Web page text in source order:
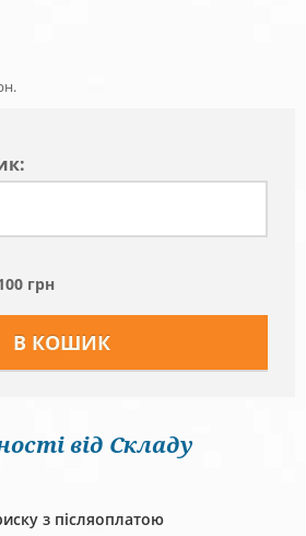
грн
від Складу
з післяоплатою